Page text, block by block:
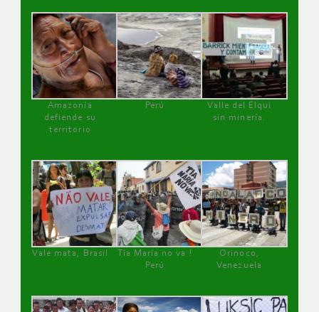
Amazonía
defiende su
territorio
Perú
Valle del Elqui
sin minería.
Vale mata, Brasil
Tía María no va !
Perú
Orinoco,
Venezuela